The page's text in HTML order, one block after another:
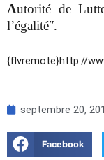
Autorité de
l’égalitéʺ.
{flvremote}http://
septembre 20,
Facebook